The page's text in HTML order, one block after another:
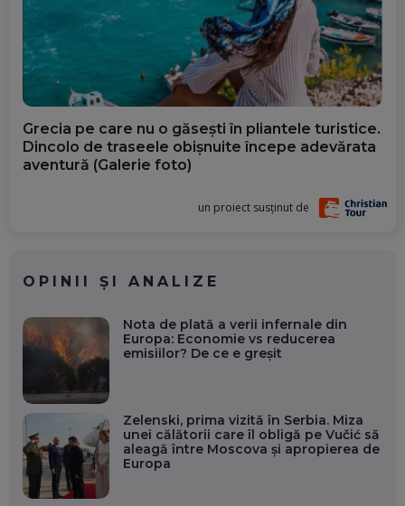
Grecia pe care nu o găsești în pliantele turistice.
Dincolo de traseele obișnuite începe adevărata
aventură (Galerie foto)
un proiect susținut de
OPINII ȘI ANALIZE
Nota de plată a verii infernale din
Europa: Economie vs reducerea
emisiilor? De ce e greșit
Zelenski, prima vizită în Serbia. Miza
unei călătorii care îl obligă pe Vučić să
aleagă între Moscova și apropierea de
Europa